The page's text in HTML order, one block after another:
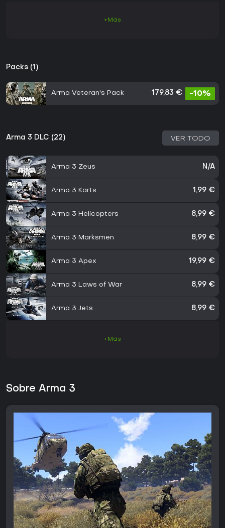
+Más
Packs (1)
Arma Veteran's Pack 179,83 € -10%
Arma 3 DLC (22) VER TODO
Arma 3 Zeus N/A
Arma 3 Karts 1,99 €
Arma 3 Helicopters 8,99 €
Arma 3 Marksmen 8,99 €
Arma 3 Apex 19,99 €
Arma 3 Laws of War 8,99 €
Arma 3 Jets 8,99 €
+Más
Sobre Arma 3